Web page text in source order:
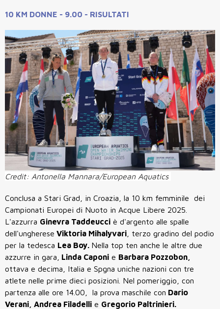
10 KM DONNE - 9.00 - RISULTATI
Credit: Antonella Mannara/European Aquatics
Conclusa a Stari Grad , in Croazia, la 10 km femminile dei
Campionati Europei di Nuoto in Acque Libere 2025.
L'azzurra Ginevra Taddeucci è d'argento alle spalle
dell'ungherese Viktoria Mihalyvari , terzo gradino del podio
per la tedesca Lea Boy. Nella top ten anche le altre due
azzurre in gara,
Linda Caponi e Barbara Pozzobon,
ottava e decima, Italia e Spgna uniche nazioni con tre
atlete nelle prime dieci posizioni. Nel pomeriggio, con
partenza alle ore 14.00, la prova maschile con Dario
Verani, Andrea Filadelli e Gregorio Paltrinieri.